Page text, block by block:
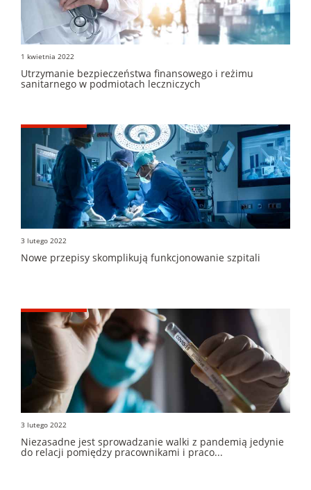
1 kwietnia 2022
Utrzymanie bezpieczeństwa finansowego i reżimu
sanitarnego w podmiotach leczniczych
3 lutego 2022
Nowe przepisy skomplikują funkcjonowanie szpitali
3 lutego 2022
Niezasadne jest sprowadzanie walki z pandemią jedynie
do relacji pomiędzy pracownikami i praco...